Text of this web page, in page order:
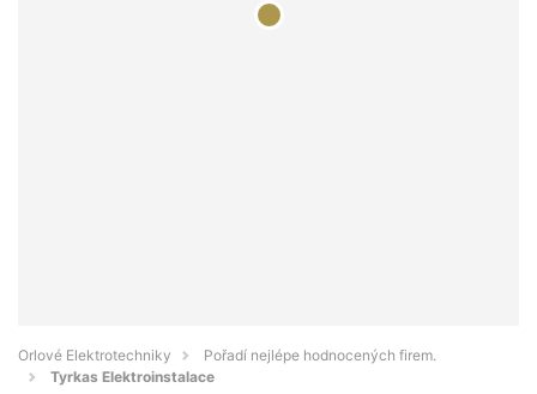
Orlové Elektrotechniky
Pořadí nejlépe hodnocených firem.
Tyrkas Elektroinstalace